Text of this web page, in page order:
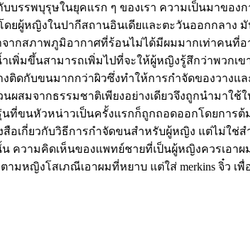
รรพบุรุษในยุคแรก ๆ ของเรา ความเป็นมาของ
ยผู้หญิงในปากีสถานอินเดียและตะวันออกกลาง
สภาพภูมิอากาศที่ร้อนไม่ได้มีผมมากเท่าคนที่อ
พิ่มขึ้นสามารถเพิ่มไปที่จะให้ผู้หญิงรู้สึกว่าพวกเ
ติดกับขนมากกว่าผิวซึ่งทำให้การกำจัดของวาง
ผสมจากธรรมชาติเพียงอย่างเดียวจึงถูกนำมา
นที่ขนหัวหน่าวเป็นครั้งแรกก็ถูกถอดออกโดยกา
ยวกับวิธีการกำจัดขนสำหรับผู้หญิง แต่ไม่ใช่สำ
วามคิดเห็นของแพทย์ชายที่เป็นผู้หญิงควรเอาผ
มหญิงโสเภณีเอาผมที่หยาบ แต่ใส่ merkins จิ๋ว เ